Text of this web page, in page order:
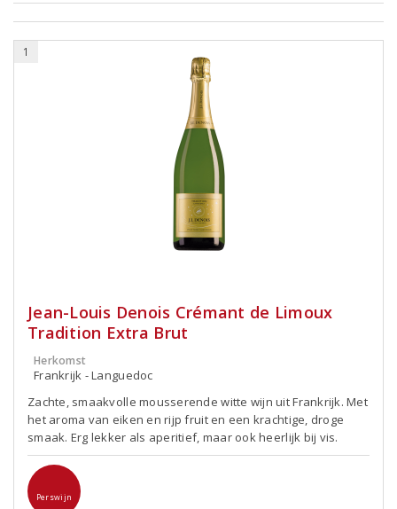
1
Jean-Louis Denois Crémant de Limoux
Tradition Extra Brut
Herkomst
Frankrijk - Languedoc
Zachte, smaakvolle mousserende witte wijn uit Frankrijk. Met
het aroma van eiken en rijp fruit en een krachtige, droge
smaak. Erg lekker als aperitief, maar ook heerlijk bij vis.
Perswijn